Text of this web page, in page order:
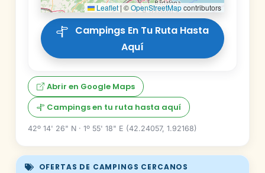
Leaflet| ©OpenStreetMapcontributors
Aquí
Abrir en Google Maps
Campings en tu ruta hasta aquí
42º 14' 26" N · 1º 55' 18" E (42.24057, 1.92168)
OFERTAS DE CAMPINGS CERCANOS